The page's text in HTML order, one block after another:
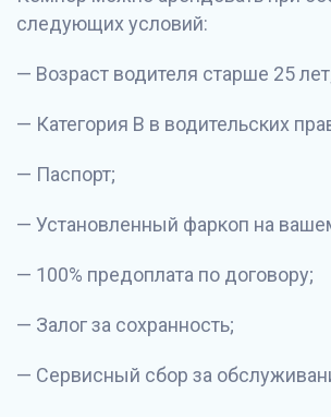
следующих условий:
— Возраст водителя старше 25
— Категория В в водительских
— Паспорт;
— Установленный фаркоп на
— 100% предоплата по договору;
— Залог за сохранность;
— Сервисный сбор за